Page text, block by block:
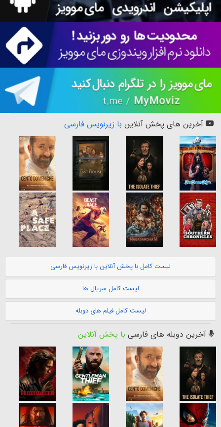
آخرین های پخش آنلاین با زیرنویس فارسی
لیست کامل با پخش آنلاین با زیرنویس فارسی
لیست کامل سریال ها
لیست کامل فیلم های دوبله
آخرین دوبله های فارسی با پخش آنلاین